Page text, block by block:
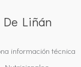
De Liñán
información técnica